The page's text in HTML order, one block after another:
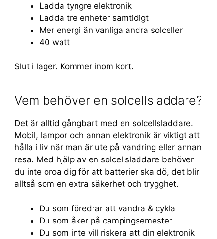
Ladda tyngre elektronik
Ladda tre enheter samtidigt
Mer energi än vanliga andra solceller
40 watt
Slut i lager. Kommer inom kort.
Vem behöver en solcellsladdare?
Det är alltid gångbart med en solcellsladdare.
Mobil, lampor och annan elektronik är viktigt att
hålla i liv när man är ute på vandring eller annan
resa. Med hjälp av en solcellsladdare behöver
du inte oroa dig för att batterier ska dö, det blir
alltså som en extra säkerhet och trygghet.
Du som föredrar att vandra & cykla
Du som åker på campingsemester
Du som inte vill riskera att din elektronik